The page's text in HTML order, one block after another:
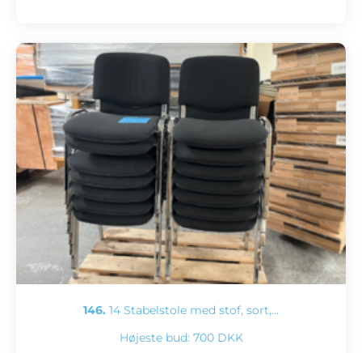
146. 14 Stabelstole med stof, sort,…
Højeste bud: 700 DKK